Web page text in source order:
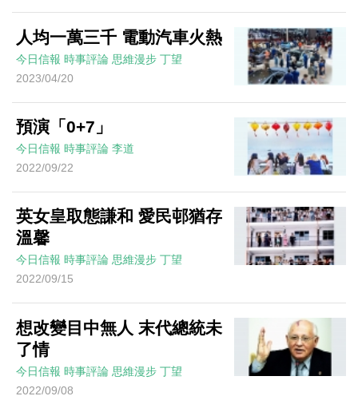
人均一萬三千 電動汽車火熱
今日信報 時事評論 思維漫步 丁望
2023/04/20
預演「0+7」
今日信報 時事評論 李道
2022/09/22
英女皇取態謙和 愛民邨猶存
溫馨
今日信報 時事評論 思維漫步 丁望
2022/09/15
想改變目中無人 末代總統未
了情
今日信報 時事評論 思維漫步 丁望
2022/09/08